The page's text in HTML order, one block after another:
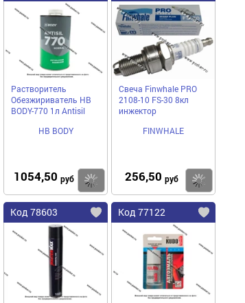
Растворитель
Обезжириватель HB
BODY-770 1л Antisil
HB BODY
1054,50 руб Купить
Свеча Finwhale PRO
2108-10 FS-30 8кл
инжектор
FINWHALE
256,50 руб
Код 78603 Код 77122